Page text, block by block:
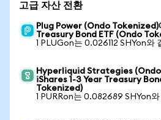
고급 자산 전환
Plug Power (Ondo Tokenized)
Treasury Bond ETF (Ondo
1 PLUGon는 0.026112 SHYon와
Hyperliquid Strategies (Ondo
iShares 1-3 Year Treasury
Tokenized)
1 PURRon는 0.082689 SHYon와